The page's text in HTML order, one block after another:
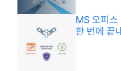
MS 오피스
한 번에 끝